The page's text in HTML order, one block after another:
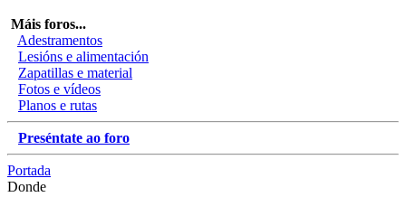
Máis foros...
Adestramentos
Lesións e alimentación
Zapatillas e material
Fotos e vídeos
Planos e rutas
Preséntate ao foro
Portada
Donde